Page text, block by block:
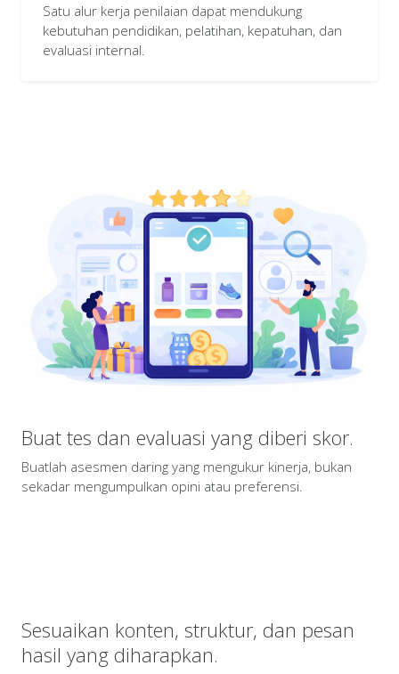
Satu alur kerja penilaian dapat mendukung
kebutuhan pendidikan, pelatihan, kepatuhan, dan
evaluasi internal.
Buat tes dan evaluasi yang diberi skor.
Buatlah asesmen daring yang mengukur kinerja, bukan
sekadar mengumpulkan opini atau preferensi.
Sesuaikan konten, struktur, dan pesan
hasil yang diharapkan.